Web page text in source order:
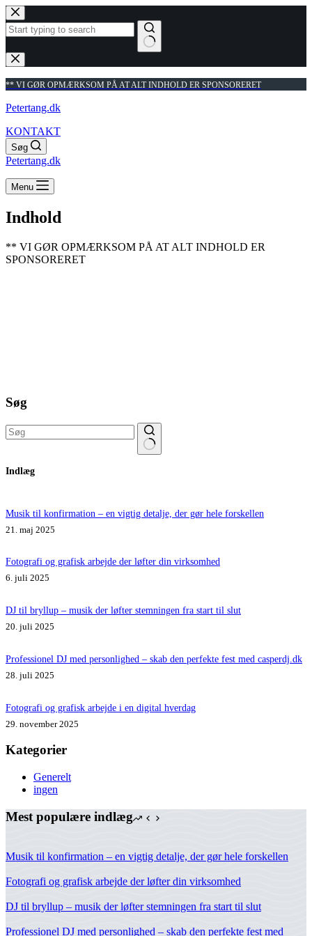
Fortsæt
til
indhold
Ingen
resultater
** VI GØR OPMÆRKSOM PÅ AT ALT INDHOLD ER SPONSORERET
Petertang.dk
KONTAKT
Søg
Petertang.dk
Menu
Indhold
** VI GØR OPMÆRKSOM PÅ AT ALT INDHOLD ER
SPONSORERET
Søg
resultater
Indlæg
Musik til konfirmation – en vigtig detalje, der gør hele forskellen
21. maj 2025
Fotografi og grafisk arbejde der løfter din virksomhed
6. juli 2025
DJ til bryllup – musik der løfter stemningen fra start til slut
20. juli 2025
Professionel DJ med personlighed – skab den perfekte fest med casperdj.dk
28. juli 2025
Fotografi og grafisk arbejde i en digital hverdag
29. november 2025
Kategorier
Generelt
ingen
Mest populære indlæg
Musik til konfirmation – en vigtig detalje, der gør hele forskellen
Fotografi og grafisk arbejde der løfter din virksomhed
DJ til bryllup – musik der løfter stemningen fra start til slut
Professionel DJ med personlighed – skab den perfekte fest med